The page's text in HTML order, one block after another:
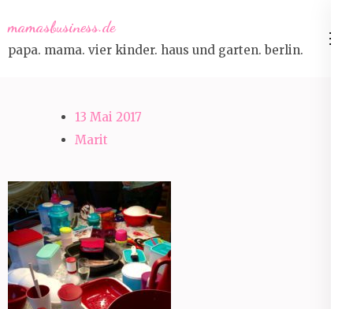
to
content
mamasbusiness.de
papa. mama. vier kinder. haus und garten. berlin.
13 Mai 2017
Marit